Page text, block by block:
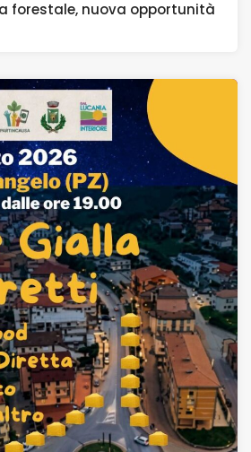
forestale, nuova opportunità